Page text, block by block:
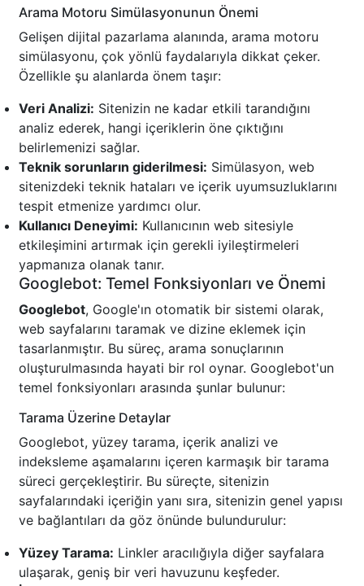
Arama Motoru Simülasyonunun Önemi
Gelişen dijital pazarlama alanında, arama motoru
simülasyonu, çok yönlü faydalarıyla dikkat çeker.
Özellikle şu alanlarda önem taşır:
Veri Analizi: Sitenizin ne kadar etkili tarandığını
analiz ederek, hangi içeriklerin öne çıktığını
belirlemenizi sağlar.
Teknik sorunların giderilmesi: Simülasyon, web
sitenizdeki teknik hataları ve içerik uyumsuzluklarını
tespit etmenize yardımcı olur.
Kullanıcı Deneyimi: Kullanıcının web sitesiyle
etkileşimini artırmak için gerekli iyileştirmeleri
yapmanıza olanak tanır.
Googlebot: Temel Fonksiyonları ve Önemi
Googlebot, Google'ın otomatik bir sistemi olarak,
web sayfalarını taramak ve dizine eklemek için
tasarlanmıştır. Bu süreç, arama sonuçlarının
oluşturulmasında hayati bir rol oynar. Googlebot'un
temel fonksiyonları arasında şunlar bulunur:
Tarama Üzerine Detaylar
Googlebot, yüzey tarama, içerik analizi ve
indeksleme aşamalarını içeren karmaşık bir tarama
süreci gerçekleştirir. Bu süreçte, sitenizin
sayfalarındaki içeriğin yanı sıra, sitenizin genel yapısı
ve bağlantıları da göz önünde bulundurulur:
Yüzey Tarama: Linkler aracılığıyla diğer sayfalara
ulaşarak, geniş bir veri havuzunu keşfeder.